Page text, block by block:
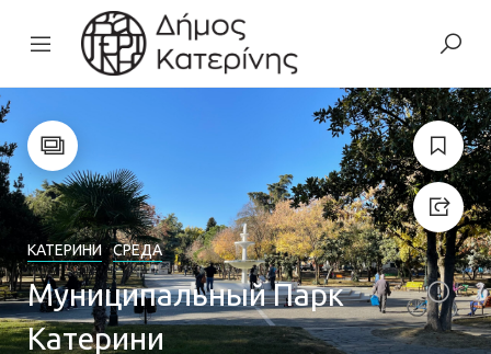
КАТЕРИНИ СРЕДА
Муниципальный Парк
Катерини